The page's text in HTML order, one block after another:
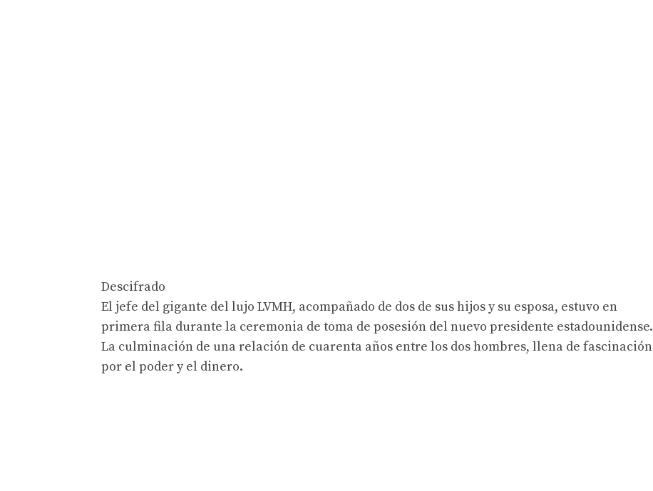
Descifrado
El jefe del gigante del lujo LVMH, acompañado de dos de sus hijos y su esposa, estuvo en
primera fila durante la ceremonia de toma de posesión del nuevo presidente estadounidense.
La culminación de una relación de cuarenta años entre los dos hombres, llena de fascinación
por el poder y el dinero.